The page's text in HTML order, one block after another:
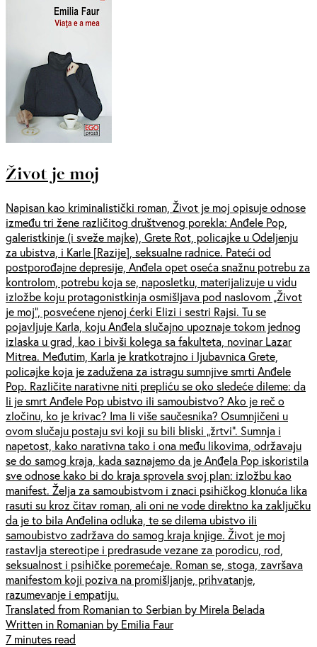
Život je moj
Napisan kao kriminalistički roman, Život je moj opisuje odnose
između tri žene različitog društvenog porekla: Anđele Pop,
galeristkinje (i sveže majke), Grete Rot, policajke u Odeljenju
za ubistva, i Karle [Razije], seksualne radnice. Pateći od
postporođajne depresije, Anđela opet oseća snažnu potrebu za
kontrolom, potrebu koja se, naposletku, materijalizuje u vidu
izložbe koju protagonistkinja osmišljava pod naslovom „Život
je moj”, posvećene njenoj ćerki Elizi i sestri Rajsi. Tu se
pojavljuje Karla, koju Anđela slučajno upoznaje tokom jednog
izlaska u grad, kao i bivši kolega sa fakulteta, novinar Lazar
Mitrea. Međutim, Karla je kratkotrajno i ljubavnica Grete,
policajke koja je zadužena za istragu sumnjive smrti Anđele
Pop. Različite narativne niti prepliću se oko sledeće dileme: da
li je smrt Anđele Pop ubistvo ili samoubistvo? Ako je reč o
zločinu, ko je krivac? Ima li više saučesnika? Osumnjičeni u
ovom slučaju postaju svi koji su bili bliski „žrtvi”. Sumnja i
napetost, kako narativna tako i ona među likovima, održavaju
se do samog kraja, kada saznajemo da je Anđela Pop iskoristila
sve odnose kako bi do kraja sprovela svoj plan: izložbu kao
manifest. Želja za samoubistvom i znaci psihičkog klonuća lika
rasuti su kroz čitav roman, ali oni ne vode direktno ka zaključku
da je to bila Anđelina odluka, te se dilema ubistvo ili
samoubistvo zadržava do samog kraja knjige. Život je moj
rastavlja stereotipe i predrasude vezane za porodicu, rod,
seksualnost i psihičke poremećaje. Roman se, stoga, završava
manifestom koji poziva na promišljanje, prihvatanje,
razumevanje i empatiju.
Translated from Romanian to Serbian by Mirela Belada
Written in Romanian by Emilia Faur
7 minutes read